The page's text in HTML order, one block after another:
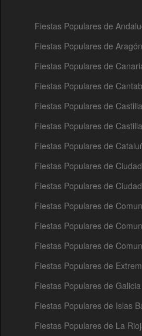
Fiestas Populares de
Fiestas Populares de Aragón
Fiestas Populares de
Fiestas Populares de
Fiestas Populares de
Fiestas Populares de
Fiestas Populares de
Fiestas Populares de
Fiestas Populares de
Fiestas Populares de
Fiestas Populares de
Fiestas Populares de
Fiestas Populares de
Fiestas Populares de Galicia
Fiestas Populares de Islas
Fiestas Populares de La